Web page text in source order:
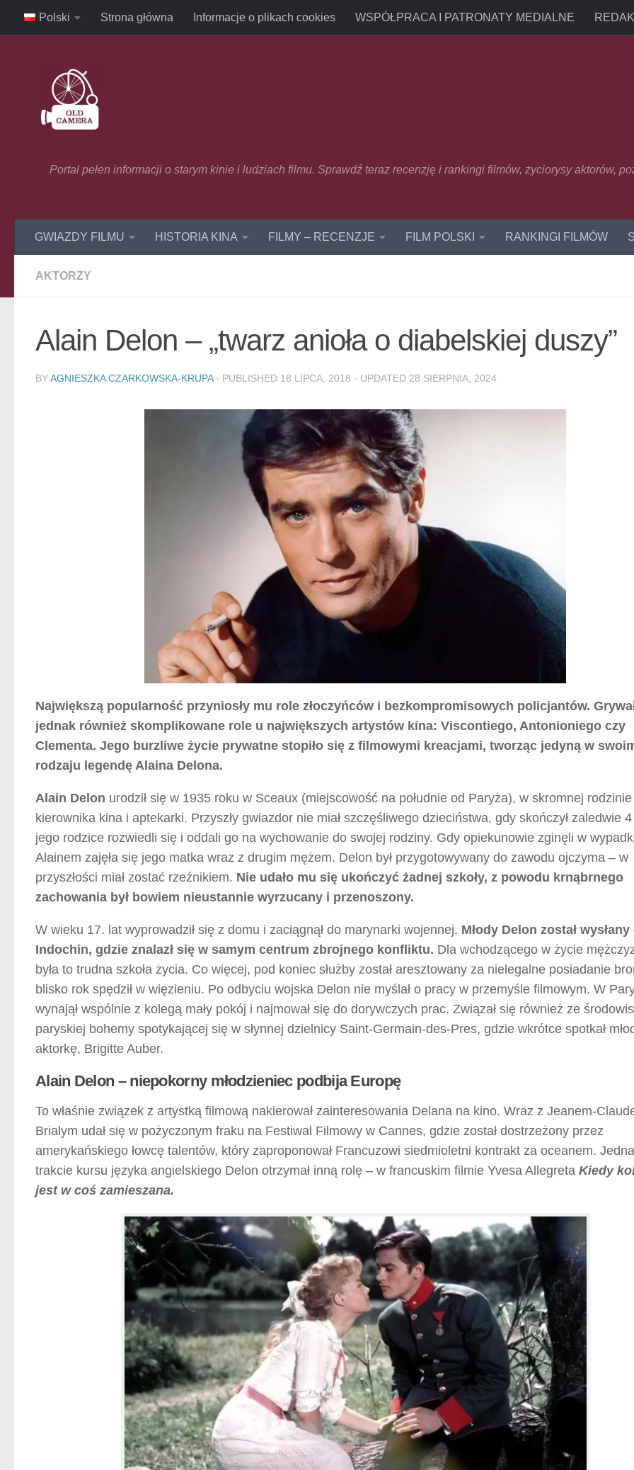
Skip to content
Polski Strona główna Informacje o plikach cookies WSPÓŁPRACA I PATRONATY MEDIALNE
Portal pełen informacji o starym kinie i ludziach filmu. Sprawdź teraz recenzję i rankingi filmów, życiorysy aktorów,
GWIAZDY FILMU HISTORIA KINA FILMY – RECENZJE FILM POLSKI RANKINGI FILMÓW
AKTORZY
Alain Delon – „twarz anioła o diabelskiej duszy”
BYAGNIESZKA CZARKOWSKA-KRUPA · PUBLISHED 18 LIPCA, 2018 · UPDATED 28 SIERPNIA, 2024
Największą popularność przyniosły mu role złoczyńców i bezkompromisowych policjantów.
jednak również skomplikowane role u największych artystów kina: Viscontiego, Antonioniego czy
Clementa. Jego burzliwe życie prywatne stopiło się z filmowymi kreacjami, tworząc jedyną w
rodzaju legendę Alaina Delona.
Alain Delon urodził się w 1935 roku w Sceaux (miejscowość na południe od Paryża), w skromnej rodzinie
kierownika kina i aptekarki. Przyszły gwiazdor nie miał szczęśliwego dzieciństwa, gdy skończył zaledwie
jego rodzice rozwiedli się i oddali go na wychowanie do swojej rodziny. Gdy opiekunowie zginęli w
Alainem zajęła się jego matka wraz z drugim mężem. Delon był przygotowywany do zawodu ojczyma – w
przyszłości miał zostać rzeźnikiem. Nie udało mu się ukończyć żadnej szkoły, z powodu krnąbrnego
zachowania był bowiem nieustannie wyrzucany i przenoszony.
W wieku 17. lat wyprowadził się z domu i zaciągnął do marynarki wojennej. Młody Delon został wysłany
Indochin, gdzie znalazł się w samym centrum zbrojnego konfliktu. Dla wchodzącego w życie
była to trudna szkoła życia. Co więcej, pod koniec służby został aresztowany za nielegalne posiadanie
blisko rok spędził w więzieniu. Po odbyciu wojska Delon nie myślał o pracy w przemyśle filmowym. W
wynajął wspólnie z kolegą mały pokój i najmował się do dorywczych prac. Związał się również ze
paryskiej bohemy spotykającej się w słynnej dzielnicy Saint-Germain-des-Pres, gdzie wkrótce spotkał
aktorkę, Brigitte Auber.
Alain Delon – niepokorny młodzieniec podbija Europę
To właśnie związek z artystką filmową nakierował zainteresowania Delana na kino. Wraz z Jeanem-
Brialym udał się w pożyczonym fraku na Festiwal Filmowy w Cannes, gdzie został dostrzeżony przez
amerykańskiego łowcę talentów, który zaproponował Francuzowi siedmioletni kontrakt za oceanem.
trakcie kursu języka angielskiego Delon otrzymał inną rolę – w francuskim filmie Yvesa Allegreta Kiedy
jest w coś zamieszana.